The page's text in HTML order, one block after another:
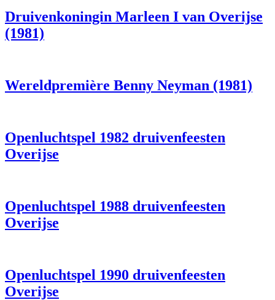
Druivenkoningin Marleen I van Overijse
(1981)
Wereldpremière Benny Neyman (1981)
Openluchtspel 1982 druivenfeesten
Overijse
Openluchtspel 1988 druivenfeesten
Overijse
Openluchtspel 1990 druivenfeesten
Overijse